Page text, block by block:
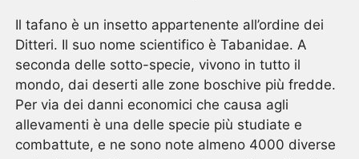
Il tafano è un insetto appartenente all’ordine dei
Ditteri. Il suo nome scientifico è Tabanidae. A
seconda delle sotto-specie, vivono in tutto il
mondo, dai deserti alle zone boschive più fredde.
Per via dei danni economici che causa agli
allevamenti è una delle specie più studiate e
combattute, e ne sono note almeno 4000 diverse